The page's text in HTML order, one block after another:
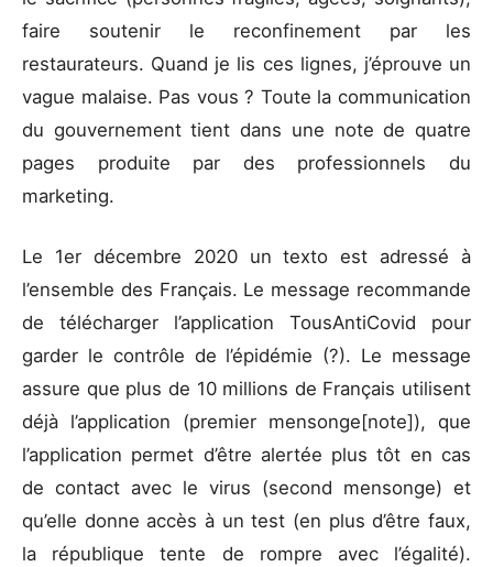
faire soutenir le reconfinement par les
restaurateurs. Quand je lis ces lignes, j’éprouve un
vague malaise. Pas vous ? Toute la communication
du gouvernement tient dans une note de quatre
pages produite par des professionnels du
marketing.
Le 1er décembre 2020 un texto est adressé à
l’ensemble des Français. Le message recommande
de télécharger l’application TousAntiCovid pour
garder le contrôle de l’épidémie (?). Le message
assure que plus de 10 millions de Français utilisent
déjà l’application (premier mensonge[note]), que
l’application permet d’être alertée plus tôt en cas
de contact avec le virus (second mensonge) et
qu’elle donne accès à un test (en plus d’être faux,
la république tente de rompre avec l’égalité).